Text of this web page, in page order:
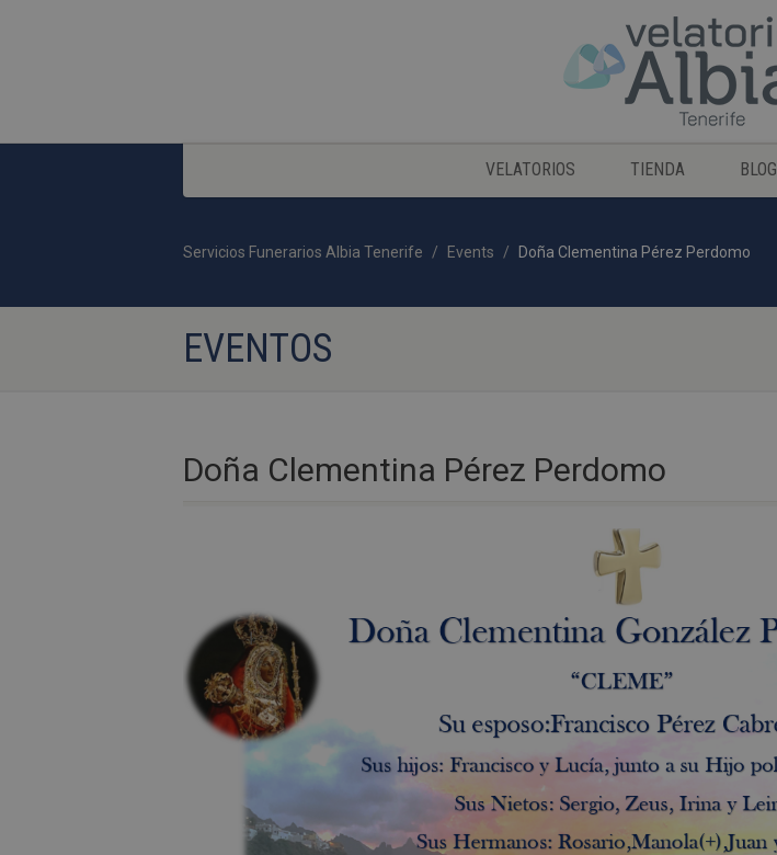
VELATORIOS TIENDA BLOG
Servicios Funerarios Albia Tenerife Events Doña Clementina Pérez Perdomo
EVENTOS
Doña Clementina Pérez Perdomo